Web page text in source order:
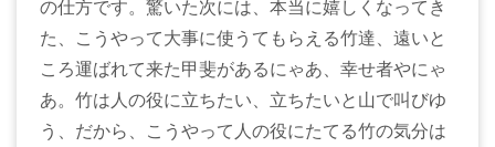
の仕方です。驚いた次には、本当に嬉しくなってき
た、こうやって大事に使うてもらえる竹達、遠いと
ころ運ばれて来た甲斐があるにゃあ、幸せ者やにゃ
あ。竹は人の役に立ちたい、立ちたいと山で叫びゆ
う、だから、こうやって人の役にたてる竹の気分は